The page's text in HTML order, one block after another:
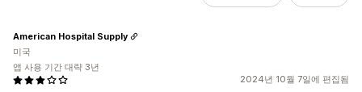
2024년 10월 7일에 편집됨
American Hospital Supply
미국
앱 사용 기간 대략 3년